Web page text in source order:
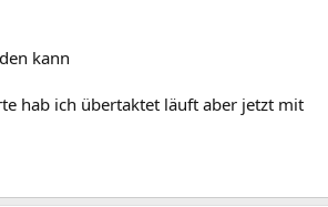
kann
hab ich übertaktet läuft aber jetzt mit